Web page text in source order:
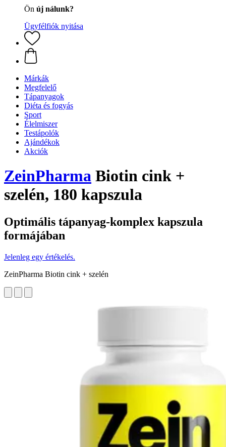
Ön új nálunk?
Ügyfélfiók nyitása
Márkák
Megfelelő
Tápanyagok
Diéta és fogyás
Sport
Élelmiszer
Testápolók
Ajándékok
Akciók
ZeinPharma Biotin cink +
szelén, 180 kapszula
Optimális tápanyag-komplex kapszula
formájában
Jelenleg egy értékelés.
ZeinPharma Biotin cink + szelén